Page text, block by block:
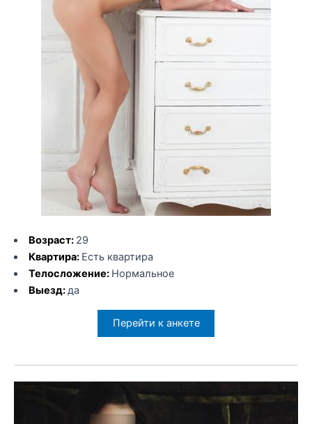
Возраст: 29
Квартира: Есть квартира
Телосложение: Нормальное
Выезд:да
Перейти к анкете